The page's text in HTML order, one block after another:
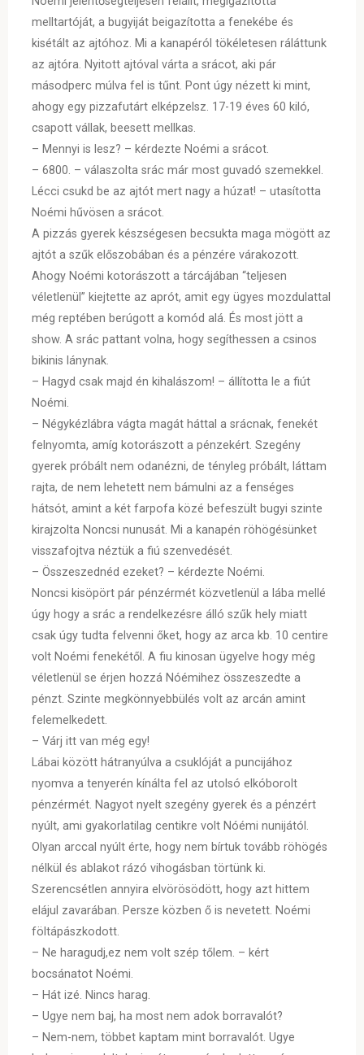
melltartóját, a bugyiját beigazította a fenekébe és
kisétált az ajtóhoz. Mi a kanapéról tökéletesen ráláttunk
az ajtóra. Nyitott ajtóval várta a srácot, aki pár
másodperc múlva fel is tűnt. Pont úgy nézett ki mint,
ahogy egy pizzafutárt elképzelsz. 17-19 éves 60 kiló,
csapott vállak, beesett mellkas.
– Mennyi is lesz? – kérdezte Noémi a srácot.
– 6800. – válaszolta srác már most guvadó szemekkel.
Lécci csukd be az ajtót mert nagy a húzat! – utasította
Noémi hűvösen a srácot.
A pizzás gyerek készségesen becsukta maga mögött az
ajtót a szűk előszobában és a pénzére várakozott.
Ahogy Noémi kotorászott a tárcájában “teljesen
véletlenül” kiejtette az aprót, amit egy ügyes mozdulattal
még reptében berúgott a komód alá. És most jött a
show. A srác pattant volna, hogy segíthessen a csinos
bikinis lánynak.
– Hagyd csak majd én kihalászom! – állította le a fiút
Noémi.
– Négykézlábra vágta magát háttal a srácnak, fenekét
felnyomta, amíg kotorászott a pénzekért. Szegény
gyerek próbált nem odanézni, de tényleg próbált, láttam
rajta, de nem lehetett nem bámulni az a fenséges
hátsót, amint a két farpofa közé befeszült bugyi szinte
kirajzolta Noncsi nunusát. Mi a kanapén röhögésünket
visszafojtva néztük a fiú szenvedését.
– Összeszednéd ezeket? – kérdezte Noémi.
Noncsi kisöpört pár pénzérmét közvetlenül a lába mellé
úgy hogy a srác a rendelkezésre álló szűk hely miatt
csak úgy tudta felvenni őket, hogy az arca kb. 10 centire
volt Noémi fenekétől. A fiu kinosan ügyelve hogy még
véletlenül se érjen hozzá Nóémihez összeszedte a
pénzt. Szinte megkönnyebbülés volt az arcán amint
felemelkedett.
– Várj itt van még egy!
Lábai között hátranyúlva a csuklóját a puncijához
nyomva a tenyerén kínálta fel az utolsó elkóborolt
pénzérmét. Nagyot nyelt szegény gyerek és a pénzért
nyúlt, ami gyakorlatilag centikre volt Nóémi nunijától.
Olyan arccal nyúlt érte, hogy nem bírtuk tovább röhögés
nélkül és ablakot rázó vihogásban törtünk ki.
Szerencsétlen annyira elvörösödött, hogy azt hittem
elájul zavarában. Persze közben ő is nevetett. Noémi
föltápászkodott.
– Ne haragudj,ez nem volt szép tőlem. – kért
bocsánatot Noémi.
– Hát izé. Nincs harag.
– Ugye nem baj, ha most nem adok borravalót?
– Nem-nem, többet kaptam mint borravalót. Ugye